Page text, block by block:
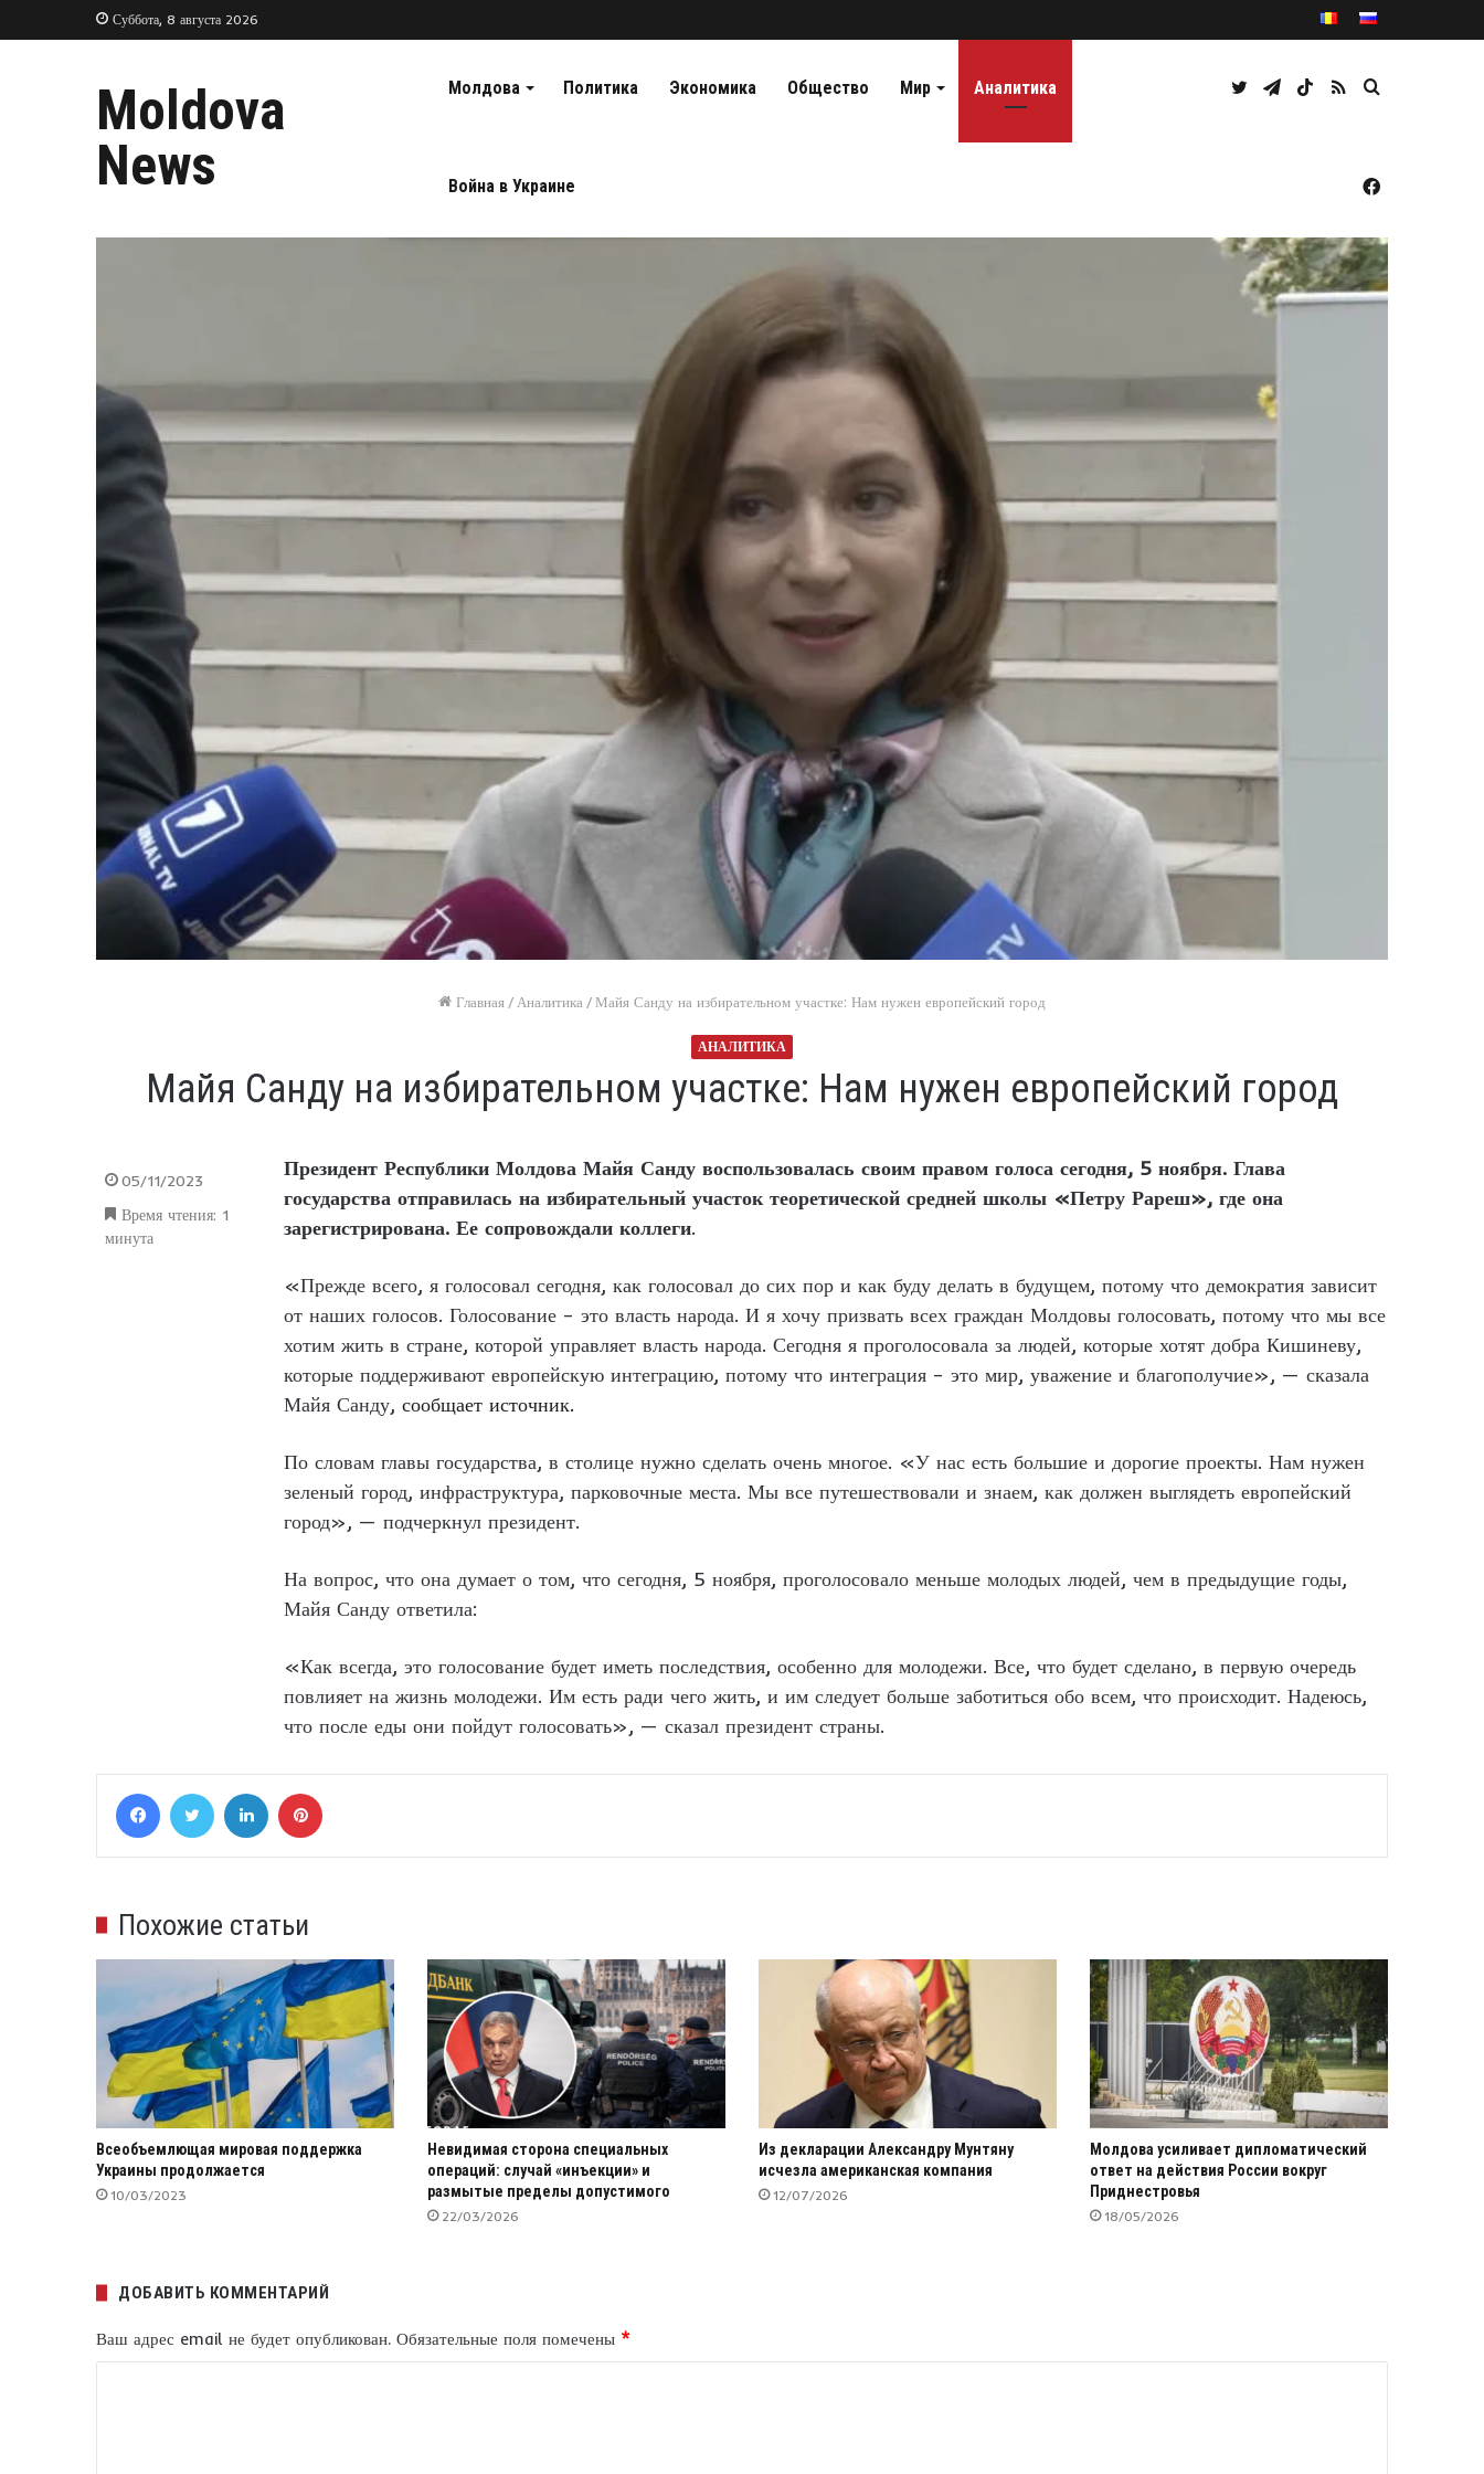
Суббота, 8 августа 2026
Moldova
News
Молдова Политика Экономика Общество Мир Аналитика
Война в Украине
Caută
RSS
TikTok
Telegram
Twitter
Facebook
Главная/Аналитика/Майя Санду на избирательном участке: Нам нужен европейский город
АНАЛИТИКА
Майя Санду на избирательном участке: Нам нужен европейский город
Президент Республики Молдова Майя Санду воспользовалась своим правом голоса сегодня, 5 ноября. Глава
государства отправилась на избирательный участок теоретической средней школы «Петру Рареш», где она
зарегистрирована. Ее сопровождали коллеги.
«Прежде всего, я голосовал сегодня, как голосовал до сих пор и как буду делать в будущем, потому что демократия зависит
от наших голосов. Голосование – это власть народа. И я хочу призвать всех граждан Молдовы голосовать, потому что мы все
хотим жить в стране, которой управляет власть народа. Сегодня я проголосовала за людей, которые хотят добра Кишиневу,
которые поддерживают европейскую интеграцию, потому что интеграция – это мир, уважение и благополучие», — сказала
Майя Санду, сообщает источник.
По словам главы государства, в столице нужно сделать очень многое. «У нас есть большие и дорогие проекты. Нам нужен
зеленый город, инфраструктура, парковочные места. Мы все путешествовали и знаем, как должен выглядеть европейский
город», — подчеркнул президент.
На вопрос, что она думает о том, что сегодня, 5 ноября, проголосовало меньше молодых людей, чем в предыдущие годы,
Майя Санду ответила:
«Как всегда, это голосование будет иметь последствия, особенно для молодежи. Все, что будет сделано, в первую очередь
повлияет на жизнь молодежи. Им есть ради чего жить, и им следует больше заботиться обо всем, что происходит. Надеюсь,
что после еды они пойдут голосовать», — сказал президент страны.
05/11/2023
Время чтения: 1
минута
FacebookTwitter LinkedIn
Похожие статьи
Всеобъемлющая мировая поддержка
Украины продолжается
10/03/2023
Невидимая сторона специальных
операций: случай «инъекции» и
размытые пределы допустимого
22/03/2026
Из декларации Александру Мунтяну
исчезла американская компания
12/07/2026
Молдова усиливает дипломатический
ответ на действия России вокруг
Приднестровья
18/05/2026
ДОБАВИТЬ КОММЕНТАРИЙ
Ваш адрес email не будет опубликован. Обязательные поля помечены *